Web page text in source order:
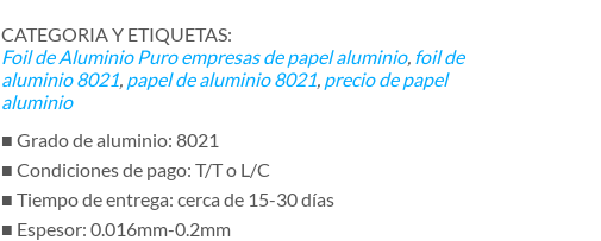
CATEGORIA Y ETIQUETAS:
Foil de Aluminio Puro empresas de papel aluminio, foil de
aluminio 8021, papel de aluminio 8021, precio de papel
aluminio
■ Grado de aluminio: 8021
■ Condiciones de pago: T/T o L/C
■ Tiempo de entrega: cerca de 15-30 días
■ Espesor: 0.016mm-0.2mm